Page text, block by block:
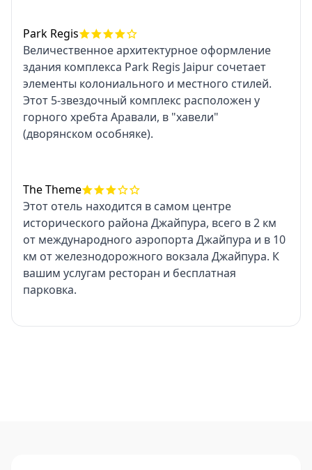
Park Regis
Величественное архитектурное оформление
здания комплекса Park Regis Jaipur сочетает
элементы колониального и местного стилей.
Этот 5-звездочный комплекс расположен у
горного хребта Аравали, в "хавели"
(дворянском особняке).
The Theme
Этот отель находится в самом центре
исторического района Джайпура, всего в 2 км
от международного аэропорта Джайпура и в 10
км от железнодорожного вокзала Джайпура. К
вашим услугам ресторан и бесплатная
парковка.